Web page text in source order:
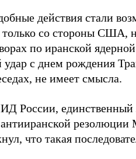
действия стали
со стороны США,
по иранской
удар с днем рождения
не имеет смысла.
России,
антииранской
что такая